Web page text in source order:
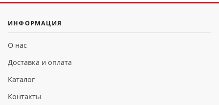
ИНФОРМАЦИЯ
О нас
Доставка и оплата
Каталог
Контакты